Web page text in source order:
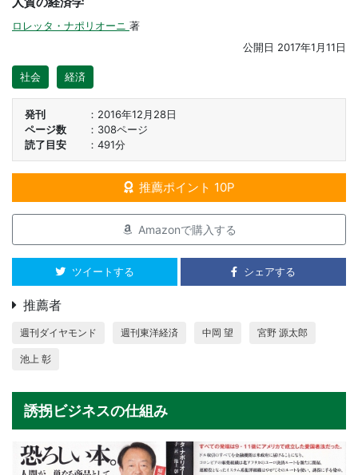
ロレッタ・ナポリオーニ 著
公開日 2017年1月11日
社会 経済
発刊
2016年12月28日
ページ数
308ページ
読了目安
491分
推薦ポイント 10P
Amazonで購入する
ツイートする シェアする
推薦者
週刊ダイヤモンド 週刊東洋経済 中岡 望 宮野 源太郎
池上 彰
誘拐ビジネスの仕組み